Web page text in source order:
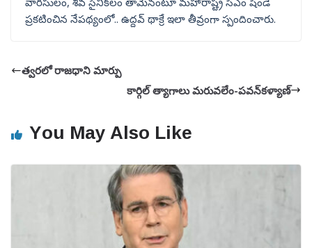
ప్రకటించిన నేపథ్యంలో.. ఉద్దవ్‌ థాక్రే ఇలా తీవ్రంగా స్పందించారు.
త్వరలో రాజధాని మార్పు
కార్గిల్ త్యాగాలు మరువలేం-పవన్‌కళ్యాణ్
You May Also Like